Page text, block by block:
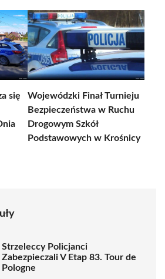
się
Wojewódzki Finał Turnieju
Bezpieczeństwa w Ruchu
Drogowym Szkół
Podstawowych w Krośnicy
Strzeleccy Policjanci
Zabezpieczali V Etap 83. Tour de
Pologne